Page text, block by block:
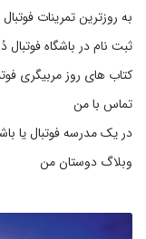
به روزترین تمرینات فوتبال
ثبت نام در باشگاه فوتبال
کتاب های روز مربیگری
تماس با من
در یک مدرسه فوتبال یا
وبلاگ دوستان من